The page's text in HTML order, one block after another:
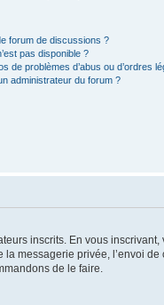
forum de discussions ?
pas disponible ?
de problèmes d’abus ou d’ordres
administrateur du forum ?
inscrits. En vous
messagerie privée, l’envoi
de le faire.